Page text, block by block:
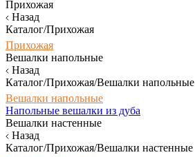
Прихожая
Назад
Каталог/Прихожая
Прихожая
Вешалки напольные
Назад
Каталог/Прихожая/Вешалки напольные
Вешалки напольные
Напольные вешалки из дуба
Вешалки настенные
Назад
Каталог/Прихожая/Вешалки настенные